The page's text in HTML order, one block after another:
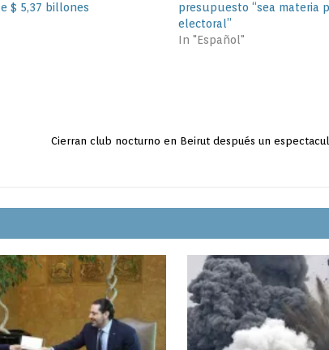
$ 5,37 billones
presupuesto “sea materia
electoral”
In "Español"
Cierran club nocturno en Beirut después un